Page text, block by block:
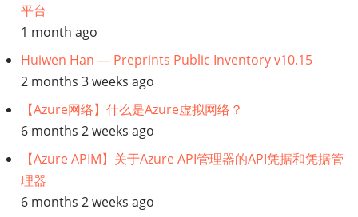
NLP、
NLU
和
NLG
之
间
平台
1 month ago
Huiwen Han — Preprints Public Inventory v10.15
2 months 3 weeks ago
【Azure网络】什么是Azure虚拟网络？
6 months 2 weeks ago
【Azure APIM】关于Azure API管理器的API凭据和凭据管
理器
6 months 2 weeks ago